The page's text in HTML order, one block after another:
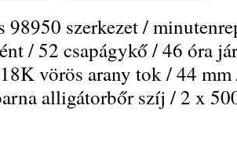
98950 szerkezet /
/ 52 csapágykő / 46 óra
vörös arany tok / 44
alligátorbőr szíj / 2 x